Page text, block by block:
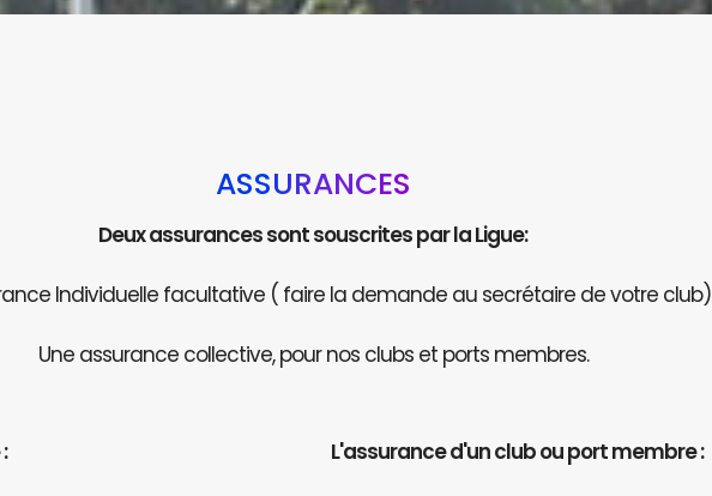
ASSURANCES
Deux assurances sont souscrites par la Ligue:
Individuelle facultative ( faire la demande au secrétaire de votre club)
Une assurance collective, pour nos clubs et ports membres.
L'assurance d'un club ou port membre :